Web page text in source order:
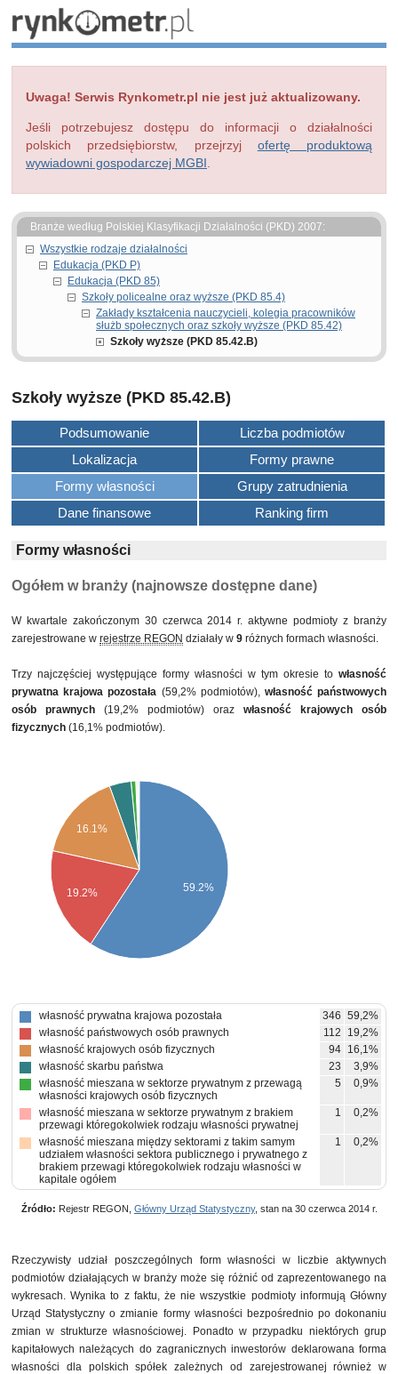
Uwaga! Serwis Rynkometr.pl nie jest już aktualizowany.
Jeśli potrzebujesz dostępu do informacji o działalności
polskich przedsiębiorstw, przejrzyj ofertę produktową
wywiadowni gospodarczej MGBI
Branże według Polskiej Klasyfikacji Działalności (PKD) 2007:
Wszystkie rodzaje działalności
Edukacja (PKD P)
Edukacja (PKD 85)
Szkoły policealne oraz wyższe (PKD 85.4)
Zakłady kształcenia nauczycieli, kolegia pracowników
służb społecznych oraz szkoły wyższe (PKD 85.42)
Szkoły wyższe (PKD 85.42.B)
Szkoły wyższe (PKD 85.42.B)
Podsumowanie
Liczba podmiotów
Lokalizacja
Formy prawne
Formy własności
Grupy zatrudnienia
Dane finansowe
Ranking firm
Formy własności
Ogółem w branży (najnowsze dostępne dane)
W kwartale zakończonym 30 czerwca 2014 r. aktywne podmioty z branży
zarejestrowane w rejestrze REGON działały w 9 różnych formach własności.
Trzy najczęściej występujące formy własności w tym okresie to własność
prywatna krajowa pozostała (59,2% podmiotów), własność państwowych
osób prawnych (19,2% podmiotów) oraz własność krajowych osób
fizycznych (16,1% podmiotów).
16.1%
19.2% 59.2%
własność prywatna krajowa pozostała 346 59,2%
własność państwowych osób prawnych
112
19,2%
własność krajowych osób fizycznych
94 16,1%
własność skarbu państwa
23
3,9%
własność mieszana w sektorze prywatnym z przewagą
własności krajowych osób fizycznych
5 0,9%
własność mieszana w sektorze prywatnym z brakiem
przewagi któregokolwiek rodzaju własności prywatnej
1 0,2%
własność mieszana między sektorami z takim samym
udziałem własności sektora publicznego i prywatnego z
brakiem przewagi któregokolwiek rodzaju własności w
kapitale ogółem
1 0,2%
własności sektora publicznego, w tym z przewagą
Źródło: Rejestr REGON, Główny Urząd Statystyczny, stan na 30 czerwca 2014 r.
Rzeczywisty udział poszczególnych form własności w liczbie aktywnych
podmiotów działających w branży może się różnić od zaprezentowanego na
wykresach. Wynika to z faktu, że nie wszystkie podmioty informują Główny
Urząd Statystyczny o zmianie formy własności bezpośrednio po dokonaniu
zmian w strukturze własnościowej. Ponadto w przypadku niektórych grup
kapitałowych należących do zagranicznych inwestorów deklarowana forma
własności dla polskich spółek zależnych od zarejestrowanej również w